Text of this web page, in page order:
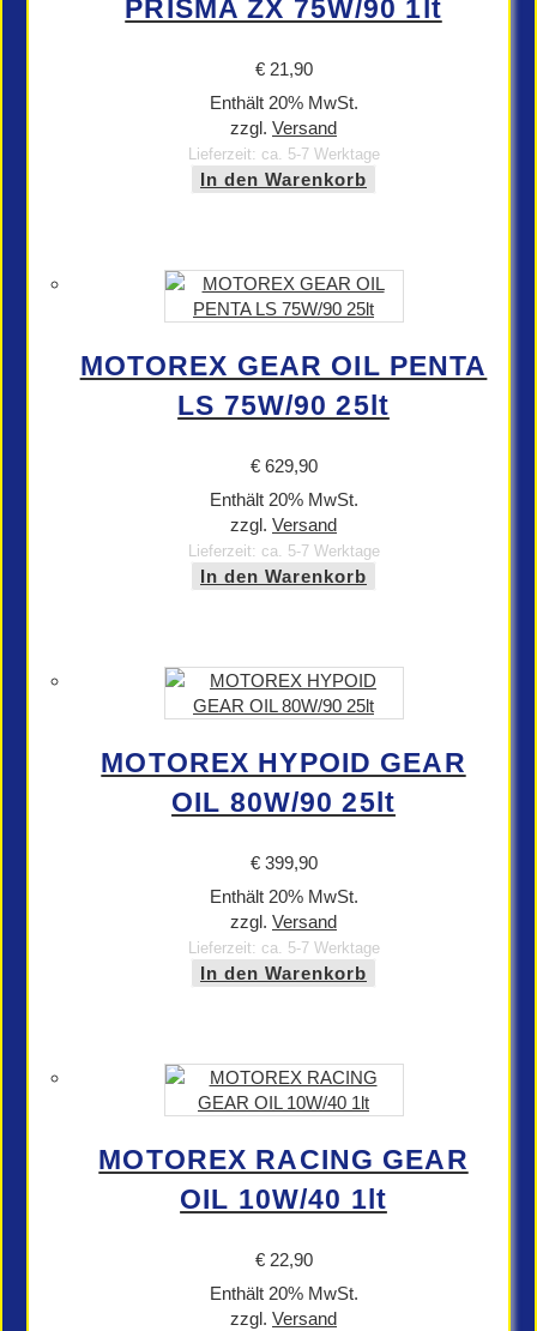
PRISMA ZX 75W/90 1lt
€21,90
Enthält 20% MwSt.
zzgl. Versand
Lieferzeit: ca. 5-7 Werktage
In den Warenkorb
MOTOREX GEAR OIL PENTA
LS 75W/90 25lt
€629,90
Enthält 20% MwSt.
zzgl. Versand
Lieferzeit: ca. 5-7 Werktage
In den Warenkorb
MOTOREX HYPOID GEAR
OIL 80W/90 25lt
€399,90
Enthält 20% MwSt.
zzgl. Versand
Lieferzeit: ca. 5-7 Werktage
In den Warenkorb
MOTOREX RACING GEAR
OIL 10W/40 1lt
€22,90
Enthält 20% MwSt.
zzgl. Versand